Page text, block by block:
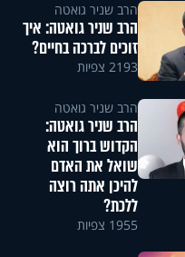
הרב שניר גואטה
הרב שניר גואטה: איך
זוכים לברכה בחיים?
2193 צפיות
הרב שניר גואטה
הרב שניר גואטה:
הקדוש ברוך הוא
שואל את האדם
להיכן אתה רוצה
ללכת?
1955 צפיות